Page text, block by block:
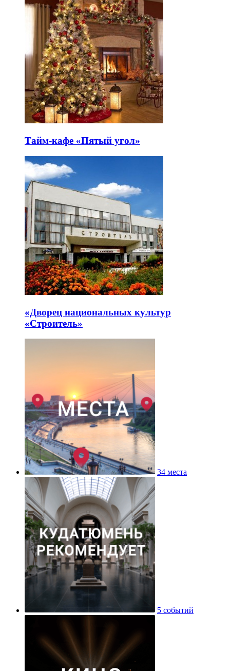
Тайм-кафе «Пятый угол»
«Дворец национальных культур
«Строитель»
34 места
5 событий